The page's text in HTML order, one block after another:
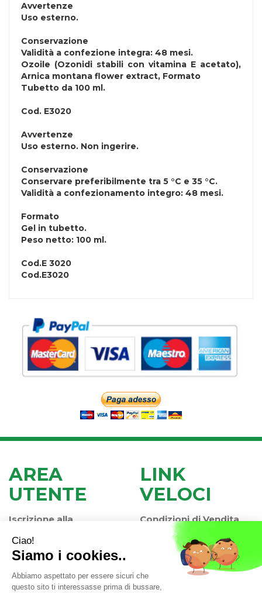
Avvertenze
Uso esterno.
Conservazione
Validità a confezione integra: 48 mesi.
Ozoile (Ozonidi stabili con vitamina E acetato),
Arnica montana flower extract, Formato
Tubetto da 100 ml.
Cod. E3020
Avvertenze
Uso esterno. Non ingerire.
Conservazione
Conservare preferibilmente tra 5 °C e 35 °C.
Validità a confezionamento integro: 48 mesi.
Formato
Gel in tubetto.
Peso netto: 100 ml.
Cod.E 3020
Cod.E3020
AREA
UTENTE
Iscrizione alla
Newsletter
Contatti
Informativa Privacy
LINK
VELOCI
Condizioni di Vendita
Modalità di Pagamento
Modalità di Spedizione
e Ritiro